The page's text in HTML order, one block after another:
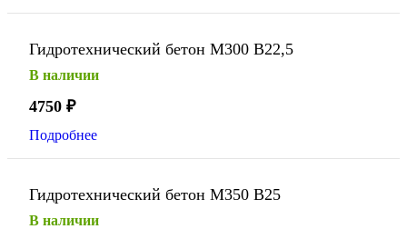
Гидротехнический бетон М300 В22,5
В наличии
4750 ₽
Подробнее
Гидротехнический бетон М350 В25
В наличии